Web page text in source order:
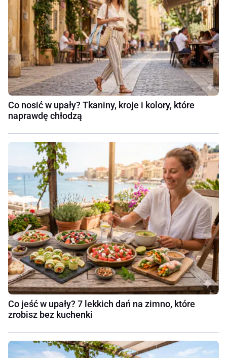
Co nosić w upały? Tkaniny, kroje i kolory, które
naprawdę chłodzą
Co jeść w upały? 7 lekkich dań na zimno, które
zrobisz bez kuchenki